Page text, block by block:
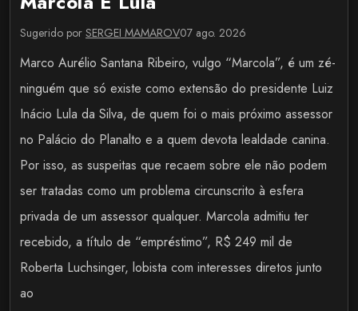
Sugerido por SERGEI MAMAROV07 ago. 2026
Marco Aurélio Santana Ribeiro, vulgo “Marcola”, é um zé-
ninguém que só existe como extensão do presidente Luiz
Inácio Lula da Silva, de quem foi o mais próximo assessor
no Palácio do Planalto e a quem devota lealdade canina.
Por isso, as suspeitas que recaem sobre ele não podem
ser tratadas como um problema circunscrito à esfera
privada de um assessor qualquer. Marcola admitiu ter
recebido, a título de “empréstimo”, R$ 249 mil de
Roberta Luchsinger, lobista com interesses diretos junto
ao